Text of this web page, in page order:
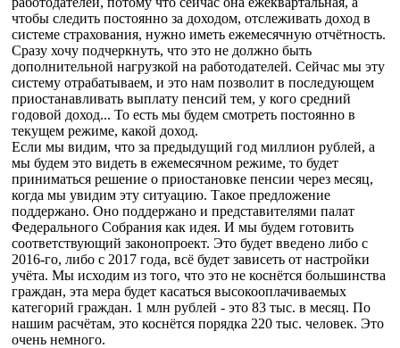
чтобы следить постоянно за доходом, отслеживать доход в
системе страхования, нужно иметь ежемесячную отчётность.
Сразу хочу подчеркнуть, что это не должно быть
дополнительной нагрузкой на работодателей. Сейчас мы эту
систему отрабатываем, и это нам позволит в последующем
приостанавливать выплату пенсий тем, у кого средний
годовой доход... То есть мы будем смотреть постоянно в
текущем режиме, какой доход.
Если мы видим, что за предыдущий год миллион рублей, а
мы будем это видеть в ежемесячном режиме, то будет
приниматься решение о приостановке пенсии через месяц,
когда мы увидим эту ситуацию. Такое предложение
поддержано. Оно поддержано и представителями палат
Федерального Собрания как идея. И мы будем готовить
соответствующий законопроект. Это будет введено либо с
2016-го, либо с 2017 года, всё будет зависеть от настройки
учёта. Мы исходим из того, что это не коснётся большинства
граждан, эта мера будет касаться высокооплачиваемых
категорий граждан. 1 млн рублей - это 83 тыс. в месяц. По
нашим расчётам, это коснётся порядка 220 тыс. человек. Это
очень немного.